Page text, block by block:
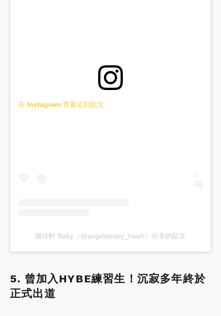
在 Instagram 查看這則貼文
謝佳軒 Baby（@angelababy_hsieh）分享的貼文
5. 曾加入HYBE練習生！沉寂多年終於
正式出道